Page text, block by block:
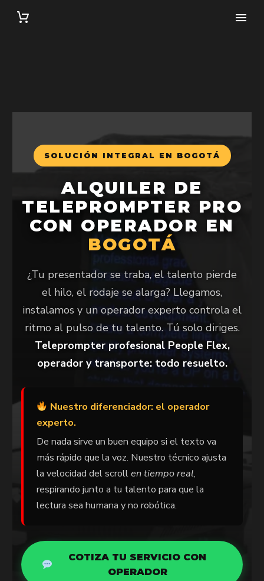
SOLUCIÓN INTEGRAL EN BOGOTÁ
ALQUILER DE
TELEPROMPTER PRO
CON OPERADOR EN
BOGOTÁ
¿Tu presentador se traba, el talento pierde
el hilo, el rodaje se alarga? Llegamos,
instalamos y un operador experto controla el
ritmo al pulso de tu talento. Tú solo diriges.
Teleprompter profesional People Flex,
operador y transporte: todo resuelto.
Nuestro diferenciador: el operador
experto.
De nada sirve un buen equipo si el texto va
más rápido que la voz. Nuestro técnico ajusta
la velocidad del scrollen tiempo real,
respirando junto a tu talento para que la
lectura sea humana y no robótica.
COTIZA TU SERVICIO CON
OPERADOR